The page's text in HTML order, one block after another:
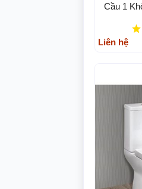
Cầu 1
Liên hệ